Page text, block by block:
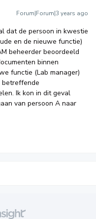
Forum|Forum|3 years ago
dat de persoon in kwestie
en de nieuwe functie)
beheerder beoordeeld
binnen
functie (Lab manager)
betreffende
Ik kon in dit geval
van persoon A naar